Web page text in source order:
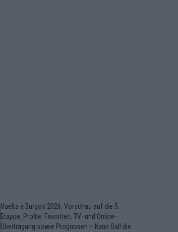
Vuelta a Burgos 2026: Vorschau auf die 5.
Etappe, Profile, Favoriten, TV- und Online-
Übertragung sowie Prognosen – Kann Gall die